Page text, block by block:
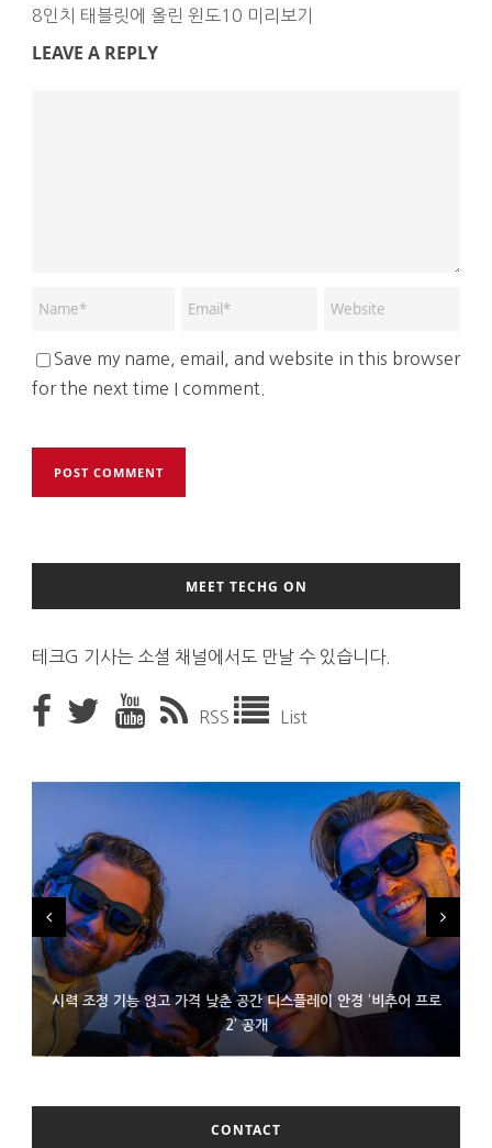
8인치 태블릿에 올린 윈도10 미리보기
LEAVE A REPLY
Save my name, email, and website in this browser
for the next time I comment.
MEET TECHG ON
테크G 기사는 소셜 채널에서도 만날 수 있습니다.
RSS List
시력 조정 기능 얹고 가격 낮춘 공간 디스플레이 안경 ‘비추어 프로
2’ 공개
D램 부족에 10억달러어치 아이폰18 프로세서 패키징 대기 중
300~400달러 반지형 스피커 준비하는 오픈AI
CONTACT